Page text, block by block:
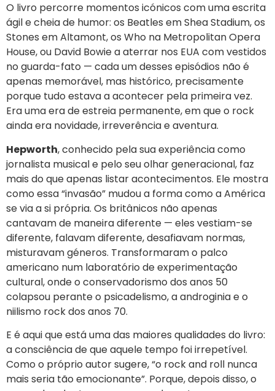
O livro percorre momentos icónicos com uma escrita
ágil e cheia de humor: os Beatles em Shea Stadium, os
Stones em Altamont, os Who na Metropolitan Opera
House, ou David Bowie a aterrar nos EUA com vestidos
no guarda-fato — cada um desses episódios não é
apenas memorável, mas histórico, precisamente
porque tudo estava a acontecer pela primeira vez.
Era uma era de estreia permanente, em que o rock
ainda era novidade, irreverência e aventura.
Hepworth, conhecido pela sua experiência como
jornalista musical e pelo seu olhar generacional, faz
mais do que apenas listar acontecimentos. Ele mostra
como essa “invasão” mudou a forma como a América
se via a si própria. Os britânicos não apenas
cantavam de maneira diferente — eles vestiam-se
diferente, falavam diferente, desafiavam normas,
misturavam géneros. Transformaram o palco
americano num laboratório de experimentação
cultural, onde o conservadorismo dos anos 50
colapsou perante o psicadelismo, a androginia e o
niilismo rock dos anos 70.
E é aqui que está uma das maiores qualidades do livro:
a consciência de que aquele tempo foi irrepetível.
Como o próprio autor sugere, “o rock and roll nunca
mais seria tão emocionante”. Porque, depois disso, o